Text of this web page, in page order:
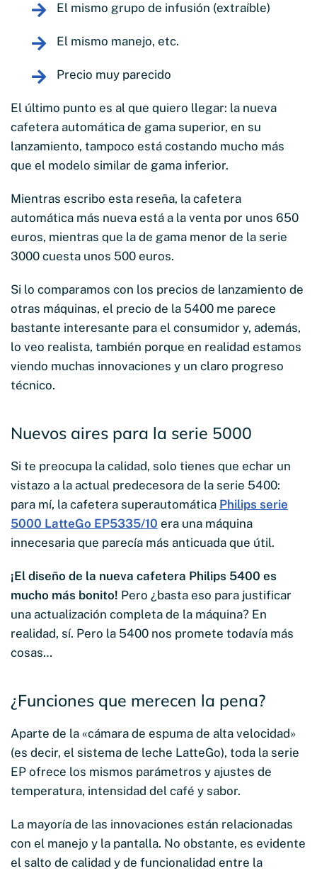
El mismo grupo de infusión (extraíble)
El mismo manejo, etc.
Precio muy parecido
El último punto es al que quiero llegar: la nueva
cafetera automática de gama superior, en su
lanzamiento, tampoco está costando mucho más
que el modelo similar de gama inferior.
Mientras escribo esta reseña, la cafetera
automática más nueva está a la venta por unos 650
euros, mientras que la de gama menor de la serie
3000 cuesta unos 500 euros.
Si lo comparamos con los precios de lanzamiento de
otras máquinas, el precio de la 5400 me parece
bastante interesante para el consumidor y, además,
lo veo realista, también porque en realidad estamos
viendo muchas innovaciones y un claro progreso
técnico.
Nuevos aires para la serie 5000
Si te preocupa la calidad, solo tienes que echar un
vistazo a la actual predecesora de la serie 5400:
para mí, la cafetera superautomática Philips serie
5000 LatteGo EP5335/10 era una máquina
innecesaria que parecía más anticuada que útil.
¡El diseño de la nueva cafetera Philips 5400 es
mucho más bonito! Pero ¿basta eso para justificar
una actualización completa de la máquina? En
realidad, sí. Pero la 5400 nos promete todavía más
cosas…
¿Funciones que merecen la pena?
Aparte de la «cámara de espuma de alta velocidad»
(es decir, el sistema de leche LatteGo), toda la serie
EP ofrece los mismos parámetros y ajustes de
temperatura, intensidad del café y sabor.
La mayoría de las innovaciones están relacionadas
con el manejo y la pantalla. No obstante, es evidente
el salto de calidad y de funcionalidad entre la